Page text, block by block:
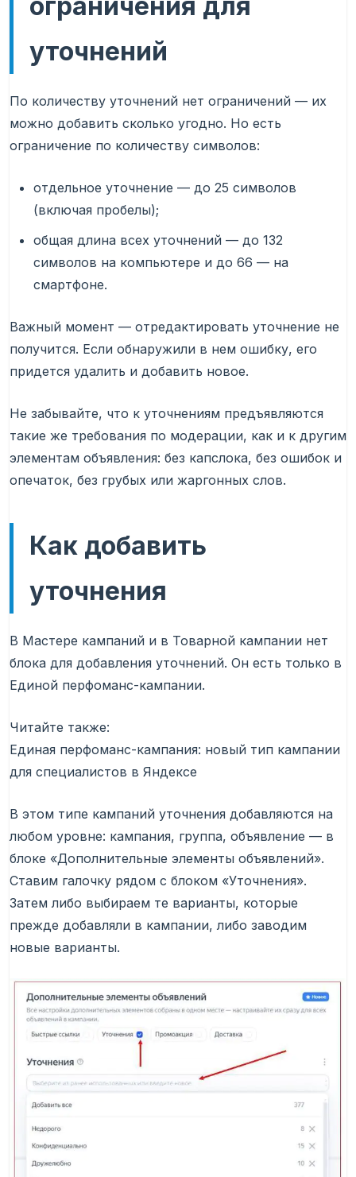
уточнений
По количеству уточнений нет ограничений — их
можно добавить сколько угодно. Но есть
ограничение по количеству символов:
отдельное уточнение — до 25 символов
(включая пробелы);
общая длина всех уточнений — до 132
символов на компьютере и до 66 — на
смартфоне.
Важный момент — отредактировать уточнение не
получится. Если обнаружили в нем ошибку, его
придется удалить и добавить новое.
Не забывайте, что к уточнениям предъявляются
такие же требования по модерации, как и к другим
элементам объявления: без капслока, без ошибок и
опечаток, без грубых или жаргонных слов.
Как добавить
уточнения
В Мастере кампаний и в Товарной кампании нет
блока для добавления уточнений. Он есть только в
Единой перфоманс-кампании.
Читайте также:
Единая перфоманс-кампания: новый тип кампании
для специалистов в Яндексе
В этом типе кампаний уточнения добавляются на
любом уровне: кампания, группа, объявление — в
блоке «Дополнительные элементы объявлений».
Ставим галочку рядом с блоком «Уточнения».
Затем либо выбираем те варианты, которые
прежде добавляли в кампании, либо заводим
новые варианты.